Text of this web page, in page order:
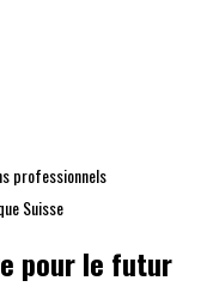
professionnels
Suisse
pour le futur